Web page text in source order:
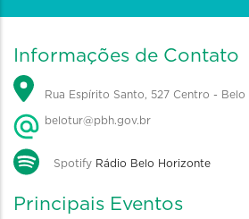
Informações de Contato
Rua Espírito Santo, 527 Centro - Belo
belotur@pbh.gov.br
Spotify Rádio Belo Horizonte
Principais Eventos